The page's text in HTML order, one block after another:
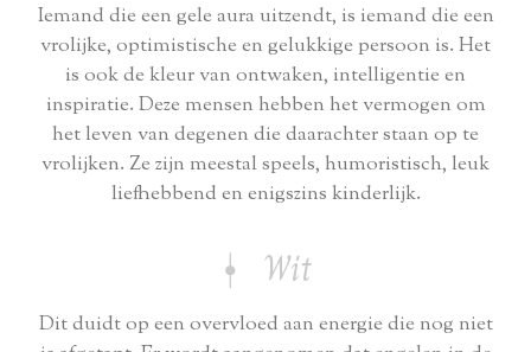
Iemand die een gele aura uitzendt, is iemand die een
vrolijke, optimistische en gelukkige persoon is. Het
is ook de kleur van ontwaken, intelligentie en
inspiratie. Deze mensen hebben het vermogen om
het leven van degenen die daarachter staan ​​op te
vrolijken. Ze zijn meestal speels, humoristisch, leuk
liefhebbend en enigszins kinderlijk.
⍿ Wit
Dit duidt op een overvloed aan energie die nog niet